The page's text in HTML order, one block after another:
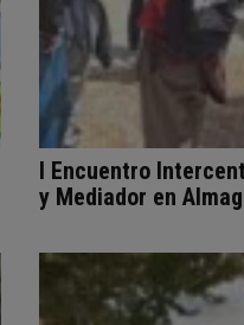
I Encuentro
y Mediador en